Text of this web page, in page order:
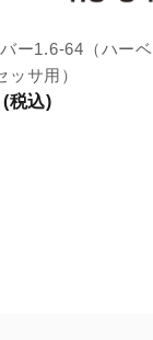
ー1.6-64（ハーベ
ッサ用）
(税込)